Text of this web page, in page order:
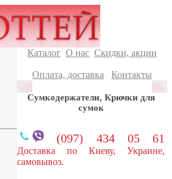
Каталог О нас Скидки, акции
Оплата, доставка Контакты
Сумкодержатели, Крючки для
сумок
(097) 434 05 61
Доставка по Киеву, Украине,
самовывоз.